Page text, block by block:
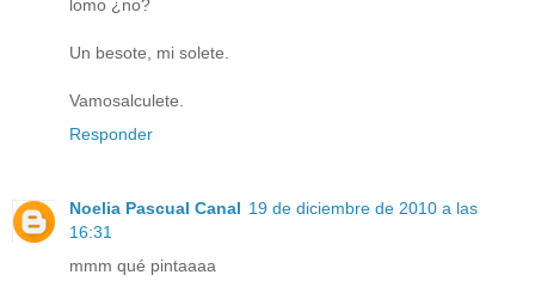
lomo ¿no?
Un besote, mi solete.
Vamosalculete.
Responder
Noelia Pascual Canal 19 de diciembre de 2010 a las
16:31
mmm qué pintaaaa